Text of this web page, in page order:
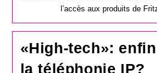
l’accès aux produits de
«High-tech»:
la téléphonie IP?